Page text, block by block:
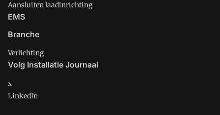
Aansluiten laadinrichting
EMS
Branche
Verlichting
Volg Installatie Journaal
x
LinkedIn